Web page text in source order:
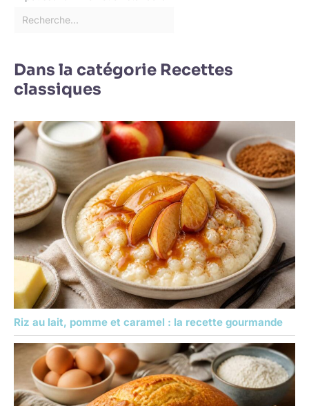
Dans la catégorie Recettes
classiques
Riz au lait, pomme et caramel : la recette gourmande